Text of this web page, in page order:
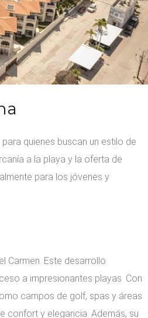
quienes buscan un estilo de
a la playa y la oferta de
para los jóvenes y
Carmen. Este desarrollo
a impresionantes playas. Con
campos de golf, spas y áreas
confort y elegancia. Además, su